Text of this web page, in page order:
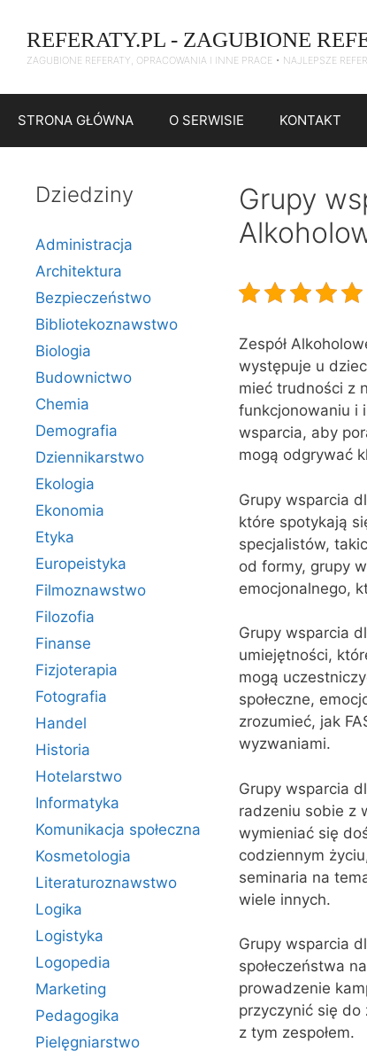
treści
REFERATY.PL - ZAGUBIONE
ZAGUBIONE REFERATY, OPRACOWANIA I INNE PRACE • NAJLEPSZE
STRONA GŁÓWNA O SERWISIE KONTAKT
Grupy
Zespół
występuje u
mieć trudności z
funkcjonowaniu i
wsparcia, aby
mogą odgrywać
Grupy wsparcia
które spotykają
specjalistów,
od formy, grupy
emocjonalnego,
Grupy wsparcia
umiejętności,
mogą
społeczne,
zrozumieć, jak
wyzwaniami.
Grupy wsparcia
radzeniu sobie z
wymieniać się
codziennym
seminaria na
wiele innych.
Grupy wsparcia
społeczeństwa
prowadzenie
przyczynić się do
z tym zespołem.
Dziedziny
Administracja
Architektura
Bezpieczeństwo
Bibliotekoznawstwo
Biologia
Budownictwo
Chemia
Demografia
Dziennikarstwo
Ekologia
Ekonomia
Etyka
Europeistyka
Filmoznawstwo
Filozofia
Finanse
Fizjoterapia
Fotografia
Handel
Historia
Hotelarstwo
Informatyka
Komunikacja społeczna
Kosmetologia
Literaturoznawstwo
Logika
Logistyka
Logopedia
Marketing
Pedagogika
Pielęgniarstwo